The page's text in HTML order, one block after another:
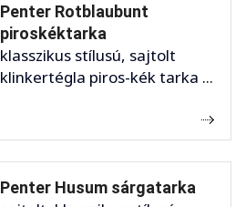
Penter Rotblaubunt
piroskéktarka
klasszikus stílusú, sajtolt
klinkertégla piros-kék tarka ...
Penter Husum sárgatarka